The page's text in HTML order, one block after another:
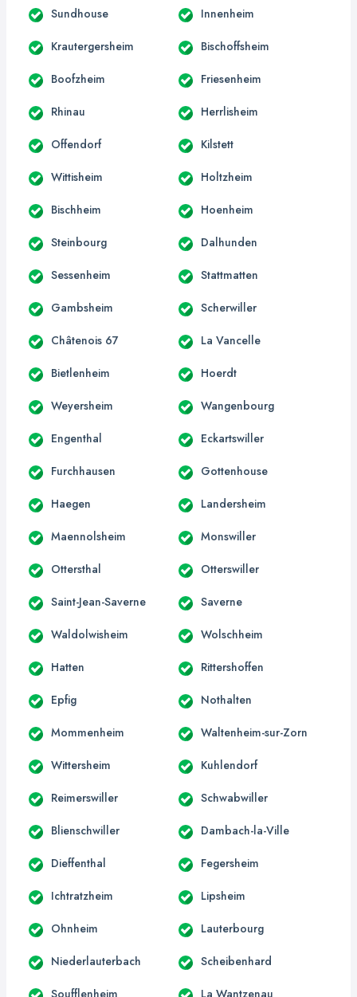
Sundhouse Innenheim
Krautergersheim Bischoffsheim
Boofzheim Friesenheim
Rhinau Herrlisheim
Offendorf Kilstett
Wittisheim Holtzheim
Bischheim Hoenheim
Steinbourg Dalhunden
Sessenheim Stattmatten
Gambsheim Scherwiller
Châtenois 67 La Vancelle
Bietlenheim Hoerdt
Weyersheim Wangenbourg
Engenthal Eckartswiller
Furchhausen Gottenhouse
Haegen Landersheim
Maennolsheim Monswiller
Ottersthal Otterswiller
Saint-Jean-Saverne Saverne
Waldolwisheim Wolschheim
Hatten Rittershoffen
Epfig Nothalten
Mommenheim Waltenheim-sur-Zorn
Wittersheim Kuhlendorf
Reimerswiller Schwabwiller
Blienschwiller Dambach-la-Ville
Dieffenthal Fegersheim
Ichtratzheim Lipsheim
Ohnheim Lauterbourg
Niederlauterbach Scheibenhard
Soufflenheim La Wantzenau